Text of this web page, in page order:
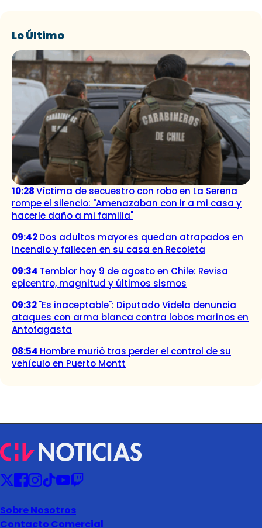
Lo Último
10:28Víctima de secuestro con robo en La Serena
rompe el silencio: "Amenazaban con ir a mi casa y
hacerle daño a mi familia"
09:42Dos adultos mayores quedan atrapados en
incendio y fallecen en su casa en Recoleta
09:34 Temblor hoy 9 de agosto en Chile: Revisa
epicentro, magnitud y últimos sismos
09:32"Es inaceptable": Diputado Videla denuncia
ataques con arma blanca contra lobos marinos en
Antofagasta
08:54 Hombre murió tras perder el control de su
vehículo en Puerto Montt
Sobre Nosotros
Contacto Comercial